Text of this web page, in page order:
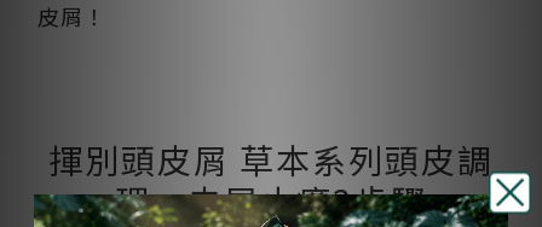
皮屑！
揮別頭皮屑 草本系列頭皮調
理、去屑止癢3步驟